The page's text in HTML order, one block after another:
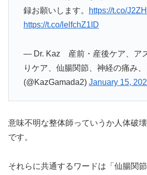
録お願いします。
https://t.co/
https://t.co/lelfchZ1ID
— Dr. Kaz 産前・産後ケア、ア
りケア、仙腸関節、神経の痛み
(@KazGamada2) January 15,
意味不明な整体師っていうか人体破
です。
それらに共通するワードは「仙腸関